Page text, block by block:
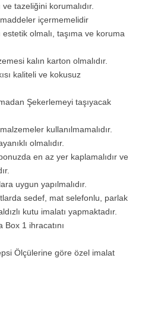
tazeliğini korumalıdır.
içermemelidir
olmalı, taşıma ve koruma
kalın karton olmalıdır.
kaliteli ve kokusuz
Şekerlemeyi taşıyacak
kullanılmamalıdır.
olmalıdır.
en az yer kaplamalıdır ve
yapılmalıdır.
sedef, mat selefonlu, parlak
kutu imalatı yapmaktadır.
1 ihracatını
Ölçülerine göre özel imalat